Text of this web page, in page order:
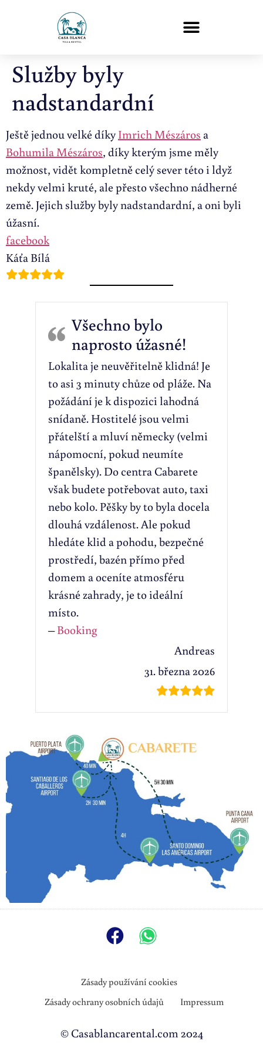
Služby byly
nadstandardní
Ještě jednou velké díkyImrich Mészáros a
Bohumila Mészáros, díky kterým jsme měly
možnost, vidět kompletně celý sever této i ldyž
nekdy velmi kruté, ale přesto všechno nádherné
země. Jejich služby byly nadstandardní, a oni byli
úžasní.
facebook
Káťa Bílá
Všechno bylo
naprosto úžasné!
Lokalita je neuvěřitelně klidná! Je
to asi 3 minuty chůze od pláže. Na
požádání je k dispozici lahodná
snídaně. Hostitelé jsou velmi
přátelští a mluví německy (velmi
nápomocní, pokud neumíte
španělsky). Do centra Cabarete
však budete potřebovat auto, taxi
nebo kolo. Pěšky by to byla docela
dlouhá vzdálenost. Ale pokud
hledáte klid a pohodu, bezpečné
prostředí, bazén přímo před
domem a oceníte atmosféru
krásné zahrady, je to ideální
místo.
–Booking
Andreas
31. března 2026
Zásady používání cookies
Zásady ochrany osobních údajů
Impressum
© Casablancarental.com 2024